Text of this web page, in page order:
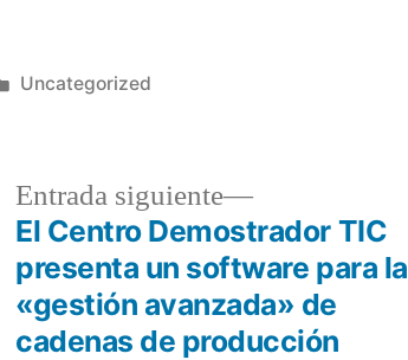
Publicado
Uncategorized
Entrada siguiente
Entrada
siguiente:
El Centro Demostrador TIC
presenta un software para la
«gestión avanzada» de
cadenas de producción